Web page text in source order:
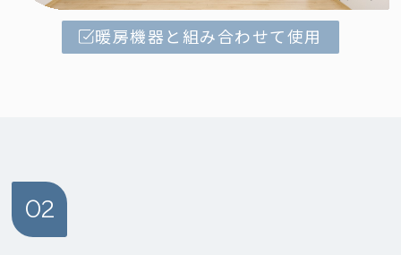
暖房機器と組み合わせて使用
02